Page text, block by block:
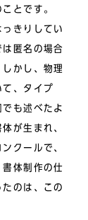
とです。
きりしてい
匿名の場合
かし、物理
、タイプ
も述べたよ
が生まれ、
クールで、
体制作の仕
のは、この